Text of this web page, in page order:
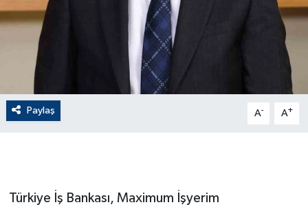
Paylaş A- A+
Türkiye İş Bankası, Maximum İşyerim
English News
Finans
Flaş Haber
GÜNDEM